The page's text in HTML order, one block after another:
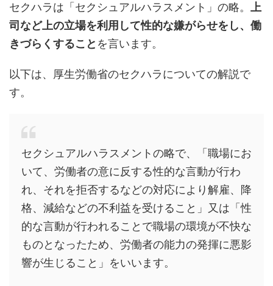
セクハラは「セクシュアルハラスメント」の略。
上
司など上の立場を利用して性的な嫌がらせをし、働
きづらくすること を言います。
以下は、厚生労働省のセクハラについての解説で
す。
セクシュアルハラスメントの略で、「職場にお
いて、労働者の意に反する性的な言動が行わ
れ、それを拒否するなどの対応により解雇、降
格、減給などの不利益を受けること」又は「性
的な言動が行われることで職場の環境が不快な
ものとなったため、労働者の能力の発揮に悪影
響が生じること」をいいます。